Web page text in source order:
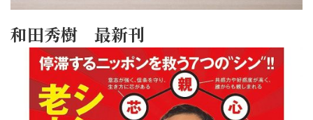
和田秀樹 最新刊